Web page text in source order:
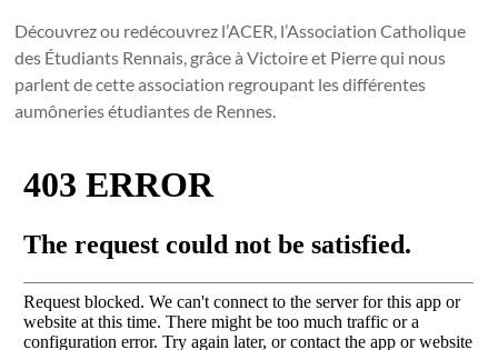
Découvrez ou redécouvrez l’ACER, l’Association Catholique
des Étudiants Rennais, grâce à Victoire et Pierre qui nous
parlent de cette association regroupant les différentes
aumôneries étudiantes de Rennes.